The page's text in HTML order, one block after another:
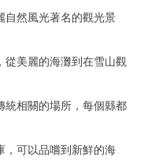
自然風光著名的觀光景
從美麗的海灘到在雪山觀
統相關的場所，每個縣都
，可以品嚐到新鮮的海